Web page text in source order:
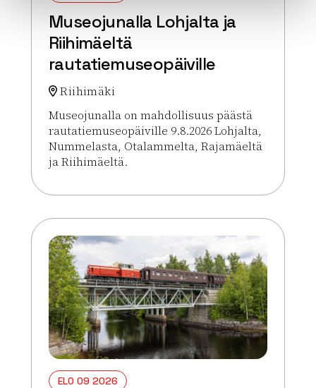
Museojunalla Lohjalta ja
Riihimäeltä
rautatiemuseopäiville
Riihimäki
Museojunalla on mahdollisuus päästä
rautatiemuseopäiville 9.8.2026 Lohjalta,
Nummelasta, Otalammelta, Rajamäeltä
ja Riihimäeltä.
Lue lisää tapahtumasta Museojunalla Lohjalta
ELO 09 2026